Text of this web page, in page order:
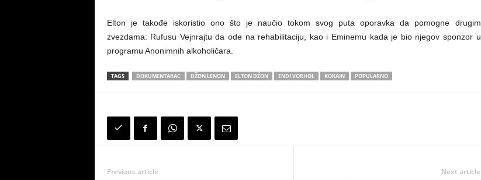
Elton je takođe iskoristio ono što je naučio tokom svog puta oporavka da pomogne drugim
zvezdama: Rufusu Vejnrajtu da ode na rehabilitaciju, kao i Eminemu kada je bio njegov sponzor u
programu Anonimnih alkoholičara.
TAGS DOKUMENTARAC DŽON LENON ELTON DŽON ENDI VORHOL KOKAIN POPULARNO
Previous article Next article